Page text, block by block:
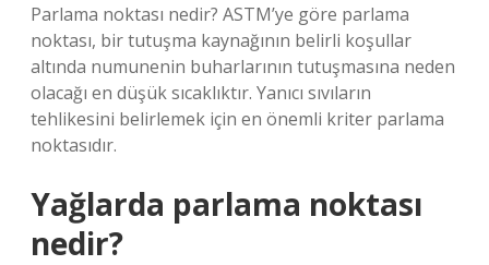
Parlama noktası nedir? ASTM’ye göre parlama
noktası, bir tutuşma kaynağının belirli koşullar
altında numunenin buharlarının tutuşmasına neden
olacağı en düşük sıcaklıktır. Yanıcı sıvıların
tehlikesini belirlemek için en önemli kriter parlama
noktasıdır.
Yağlarda parlama noktası
nedir?